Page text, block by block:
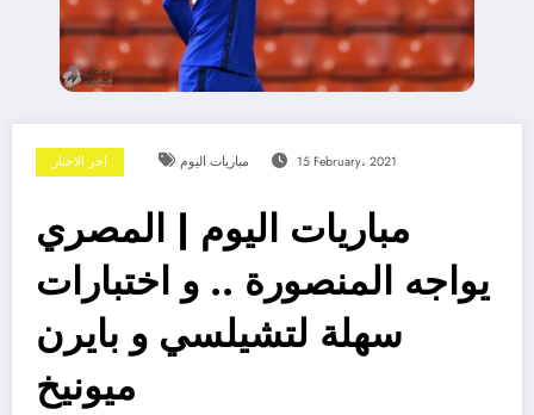
اخر الاخبار مباريات اليوم 15 February، 2021
مباريات اليوم | المصري
يواجه المنصورة .. و اختبارات
سهلة لتشيلسي و بايرن
ميونيخ